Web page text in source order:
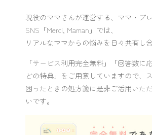
現役のママさんが運営する、ママ・プ
SNS「Merci, Maman」では、
リアルなママからの悩みを日々共有し
「サービス利用完全無料」「回答数に
どの特典」をご用意していますので、
困ったときの処方箋に是非ご活用いた
いです。